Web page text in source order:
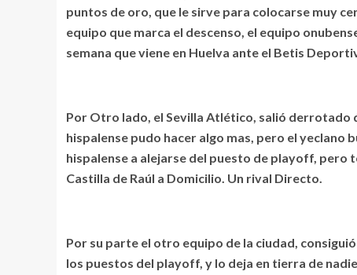
puntos de oro, que le sirve para colocarse muy
equipo que marca el descenso, el equipo
semana que viene en Huelva ante el Betis
Por Otro lado, el Sevilla Atlético, salió derrotado
hispalense pudo hacer algo mas, pero el yeclano
hispalense a alejarse del puesto de playoff, pero
Castilla de Raúl a Domicilio. Un rival Directo.
Por su parte el otro equipo de la ciudad,
los puestos del playoff, y lo deja en tierra de